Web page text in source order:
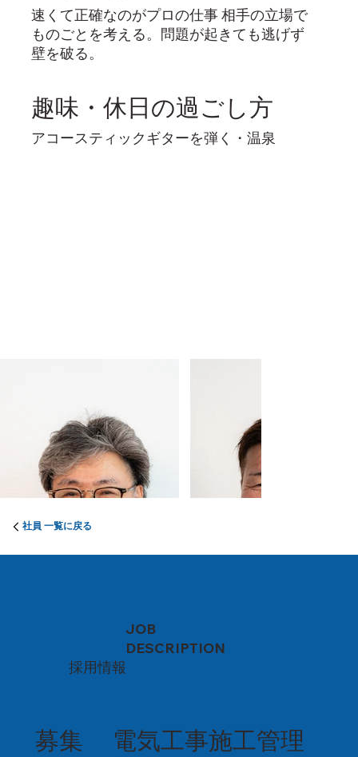
速くて正確なのがプロの仕事 相手の立場で
ものごとを考える。問題が起きても逃げず
壁を破る。
趣味・休日の過ごし方
アコースティックギターを弾く・温泉
社員 一覧に戻る
JOB
DESCRIPTION
採用情報
募集
電気工事施工管理